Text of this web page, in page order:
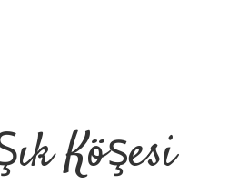
Köşesi